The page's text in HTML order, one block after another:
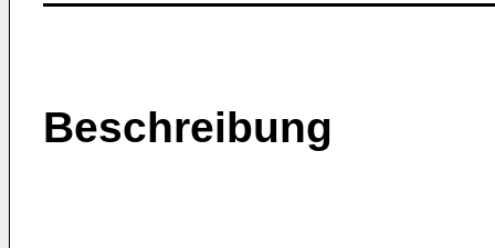
Beschreibung